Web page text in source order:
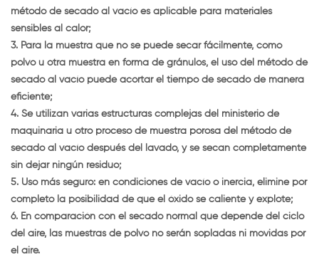
método de secado al vacío es aplicable para materiales
sensibles al calor;
3. Para la muestra que no se puede secar fácilmente, como
polvo u otra muestra en forma de gránulos, el uso del método de
secado al vacío puede acortar el tiempo de secado de manera
eficiente;
4. Se utilizan varias estructuras complejas del ministerio de
maquinaria u otro proceso de muestra porosa del método de
secado al vacío después del lavado, y se secan completamente
sin dejar ningún residuo;
5. Uso más seguro: en condiciones de vacío o inercia, elimine por
completo la posibilidad de que el óxido se caliente y explote;
6. En comparación con el secado normal que depende del ciclo
del aire, las muestras de polvo no serán sopladas ni movidas por
el aire.